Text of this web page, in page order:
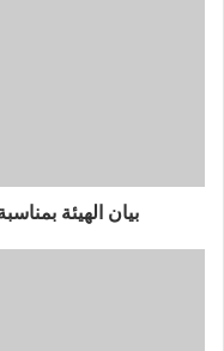
بيان الهيئة